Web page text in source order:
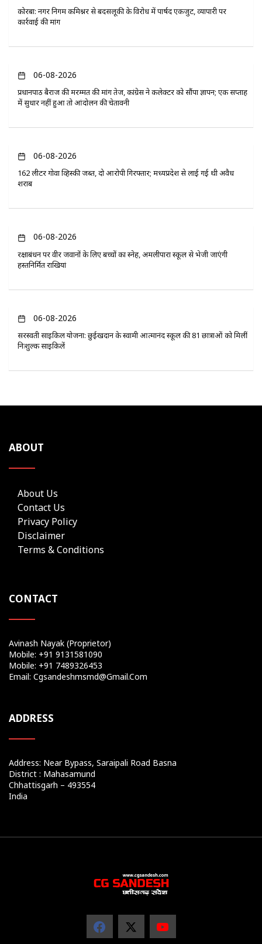
कोरबा: नगर निगम कमिश्नर से बदसलूकी के विरोध में पार्षद एकजुट, व्यापारी पर
कार्रवाई की मांग
06-08-2026
प्रधानपाठ बैराज की मरम्मत की मांग तेज, कांग्रेस ने कलेक्टर को सौंपा ज्ञापन; एक सप्ताह
में सुधार नहीं हुआ तो आंदोलन की चेतावनी
06-08-2026
162 लीटर गोवा व्हिस्की जब्त, दो आरोपी गिरफ्तार; मध्यप्रदेश से लाई गई थी अवैध
शराब
06-08-2026
रक्षाबंधन पर वीर जवानों के लिए बच्चों का स्नेह, अमलीपारा स्कूल से भेजी जाएंगी
हस्तनिर्मित राखियां
06-08-2026
सरस्वती साइकिल योजना: छुईखदान के स्वामी आत्मानंद स्कूल की 81 छात्राओं को मिलीं
निःशुल्क साइकिलें
ABOUT
About Us
Contact Us
Privacy Policy
Disclaimer
Terms & Conditions
CONTACT
Avinash Nayak (Proprietor)
Mobile: +91 9131581090
Mobile: +91 7489326453
Email: Cgsandeshmsmd@gmail.com
ADDRESS
Address: Near Bypass, Saraipali Road Basna
District : Mahasamund
Chhattisgarh – 493554
India